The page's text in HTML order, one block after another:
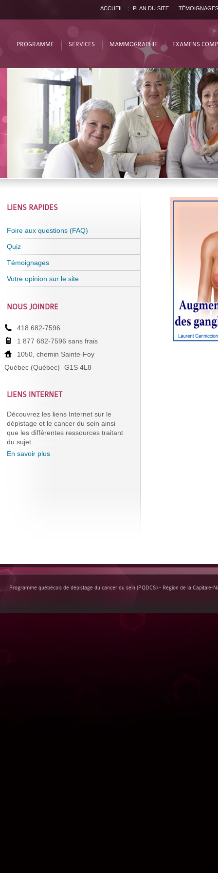
ACCUEIL PLAN DU SITE TÉMOIGNAGES
PROGRAMME SERVICES MAMMOGRAPHIE EXAMENS
LIENS RAPIDES
Foire aux questions (FAQ)
Quiz
Témoignages
Votre opinion sur le site
NOUS JOINDRE
418 682-7596
1 877 682-7596 sans frais
1050, chemin Sainte-Foy
Québec (Québec)
G1S 4L8
LIENS INTERNET
Découvrez les liens Internet sur le
dépistage et le cancer du sein ainsi
que les différentes ressources traitant
du sujet.
En savoir plus
Programme québécois de dépistage du cancer du sein (PQDCS) - Région de la Capitale-